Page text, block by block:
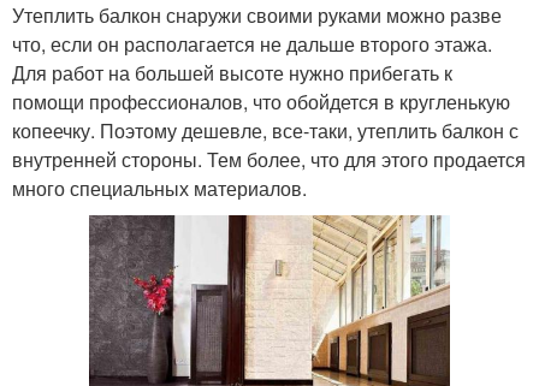
Утеплить балкон снаружи своими руками можно разве
что, если он располагается не дальше второго этажа.
Для работ на большей высоте нужно прибегать к
помощи профессионалов, что обойдется в кругленькую
копеечку. Поэтому дешевле, все-таки, утеплить балкон с
внутренней стороны. Тем более, что для этого продается
много специальных материалов.